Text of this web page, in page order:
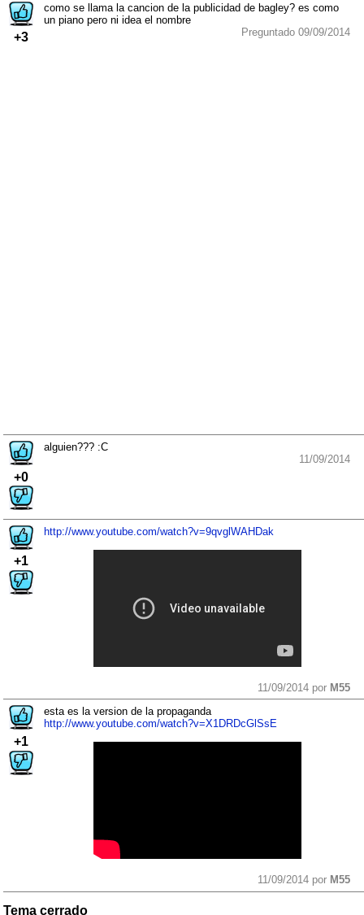
+3
como se llama la cancion de la publicidad de bagley? es como
un piano pero ni idea el nombre
Preguntado 09/09/2014
+0
alguien??? :C
11/09/2014
+1
http://www.youtube.com/watch?v=9qvglWAHDak
11/09/2014 por M55
+1
esta es la version de la propaganda
http://www.youtube.com/watch?v=X1DRDcGlSsE
11/09/2014 por M55
Tema cerrado